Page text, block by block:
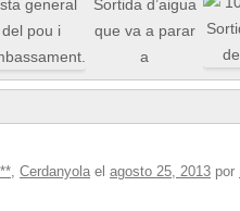
, Cerdanyola el agosto 25, 2013 por